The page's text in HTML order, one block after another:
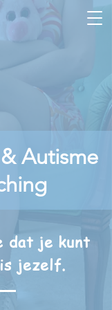
Autisme
dat je kunt
jezelf.